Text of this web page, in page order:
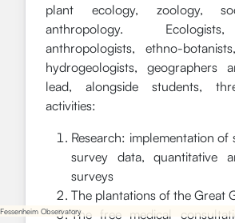
Fessenheim Observatory
plant ecology, zoology,
anthropology.
anthropologists, ethno-
hydrogeologists, geographers
lead, alongside students,
activities:
Research: implementation of
survey data, quantitative
surveys
The plantations of the Great
The free medical